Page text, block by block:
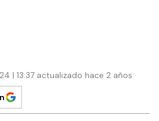
| 13:37 actualizado hace 2 años